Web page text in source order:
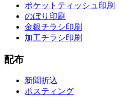
ポケットティッシュ印刷
のぼり印刷
金銀チラシ印刷
加工チラシ印刷
配布
新聞折込
ポスティング